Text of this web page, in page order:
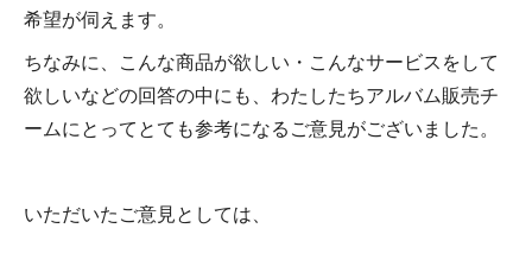
希望が伺えます。
ちなみに、こんな商品が欲しい・こんなサービスをして
欲しいなどの回答の中にも、わたしたちアルバム販売チ
ームにとってとても参考になるご意見がございました。
いただいたご意見としては、